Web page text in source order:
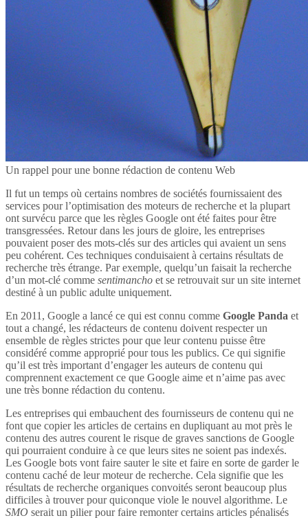
Un rappel pour une bonne rédaction de contenu Web
Il fut un temps où certains nombres de sociétés fournissaient des
services pour l’optimisation des moteurs de recherche et la plupart
ont survécu parce que les règles Google ont été faites pour être
transgressées. Retour dans les jours de gloire, les entreprises
pouvaient poser des mots-clés sur des articles qui avaient un sens
peu cohérent. Ces techniques conduisaient à certains résultats de
recherche très étrange. Par exemple, quelqu’un faisait la recherche
d’un mot-clé comme sentimancho et se retrouvait sur un site internet
destiné à un public adulte uniquement.
En 2011, Google a lancé ce qui est connu comme Google Panda et
tout a changé, les rédacteurs de contenu doivent respecter un
ensemble de règles strictes pour que leur contenu puisse être
considéré comme approprié pour tous les publics. Ce qui signifie
qu’il est très important d’engager les auteurs de contenu qui
comprennent exactement ce que Google aime et n’aime pas avec
une très bonne rédaction du contenu.
Les entreprises qui embauchent des fournisseurs de contenu qui ne
font que copier les articles de certains en dupliquant au mot près le
contenu des autres courent le risque de graves sanctions de Google
qui pourraient conduire à ce que leurs sites ne soient pas indexés.
Les Google bots vont faire sauter le site et faire en sorte de garder le
contenu caché de leur moteur de recherche. Cela signifie que les
résultats de recherche organiques convoités seront beaucoup plus
difficiles à trouver pour quiconque viole le nouvel algorithme. Le
SMO serait un pilier pour faire remonter certains articles pénalisés